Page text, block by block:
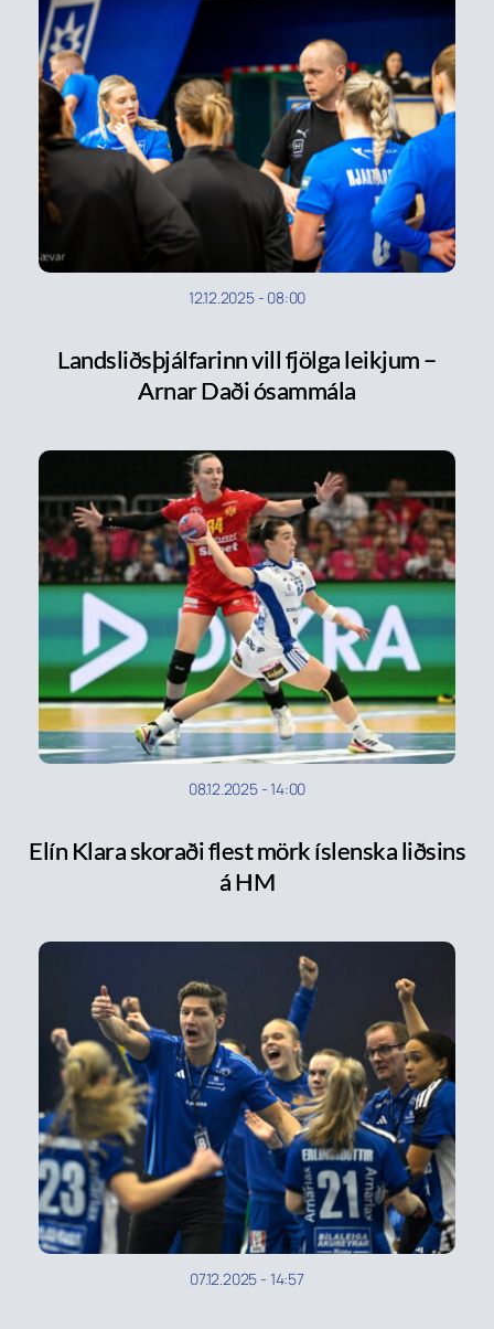
12.12.2025- 08:00
Landsliðsþjálfarinn vill fjölga leikjum –
Arnar Daði ósammála
08.12.2025-14:00
Elín Klara skoraði flest mörk íslenska liðsins
á HM
07.12.2025 - 14:57